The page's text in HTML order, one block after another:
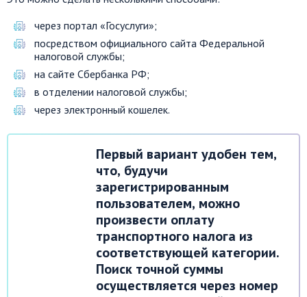
через портал «Госуслуги»;
посредством официального сайта Федеральной
налоговой службы;
на сайте Сбербанка РФ;
в отделении налоговой службы;
через электронный кошелек.
Первый вариант удобен тем,
что, будучи
зарегистрированным
пользователем, можно
произвести оплату
транспортного налога из
соответствующей категории.
Поиск точной суммы
осуществляется через номер